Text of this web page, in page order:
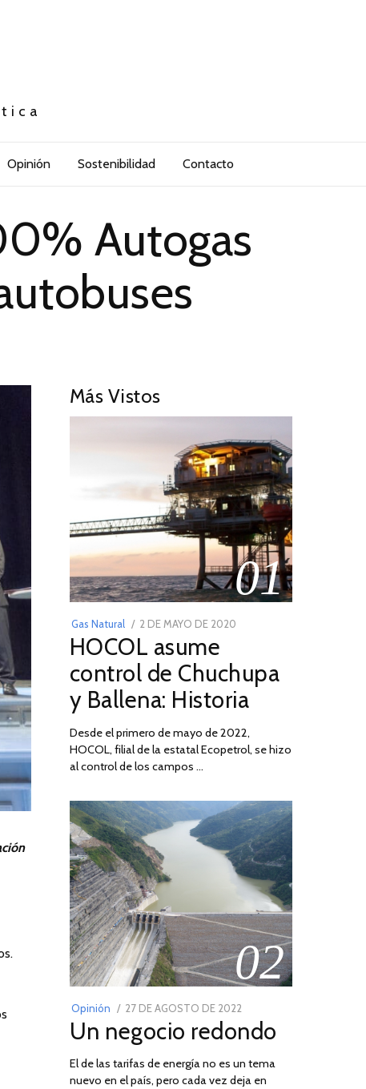
Opinión Sostenibilidad Contacto
Autogas
Más Vistos
01
Gas Natural
POSTED
ON
2 DE MAYO DE 2020
DE
2026
HOCOL asume
control de Chuchupa
y Ballena: Historia
Desde el primero de mayo de 2022,
HOCOL, filial de la estatal Ecopetrol, se hizo
al control de los campos …
02
Opinión
POSTED
ON
27 DE AGOSTO DE 2022
DE
DE
2022
Un negocio redondo
El de las tarifas de energía no es un tema
nuevo en el país, pero cada vez deja en